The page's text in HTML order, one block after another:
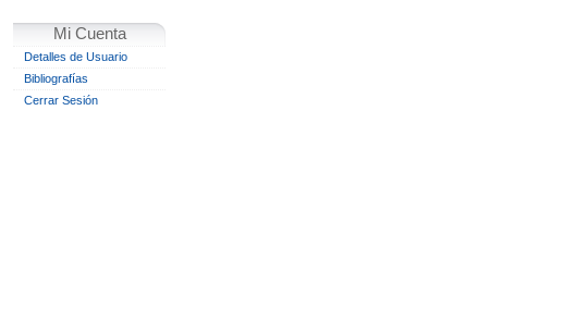
Mi Cuenta
Detalles de Usuario
Bibliografías
Cerrar Sesión